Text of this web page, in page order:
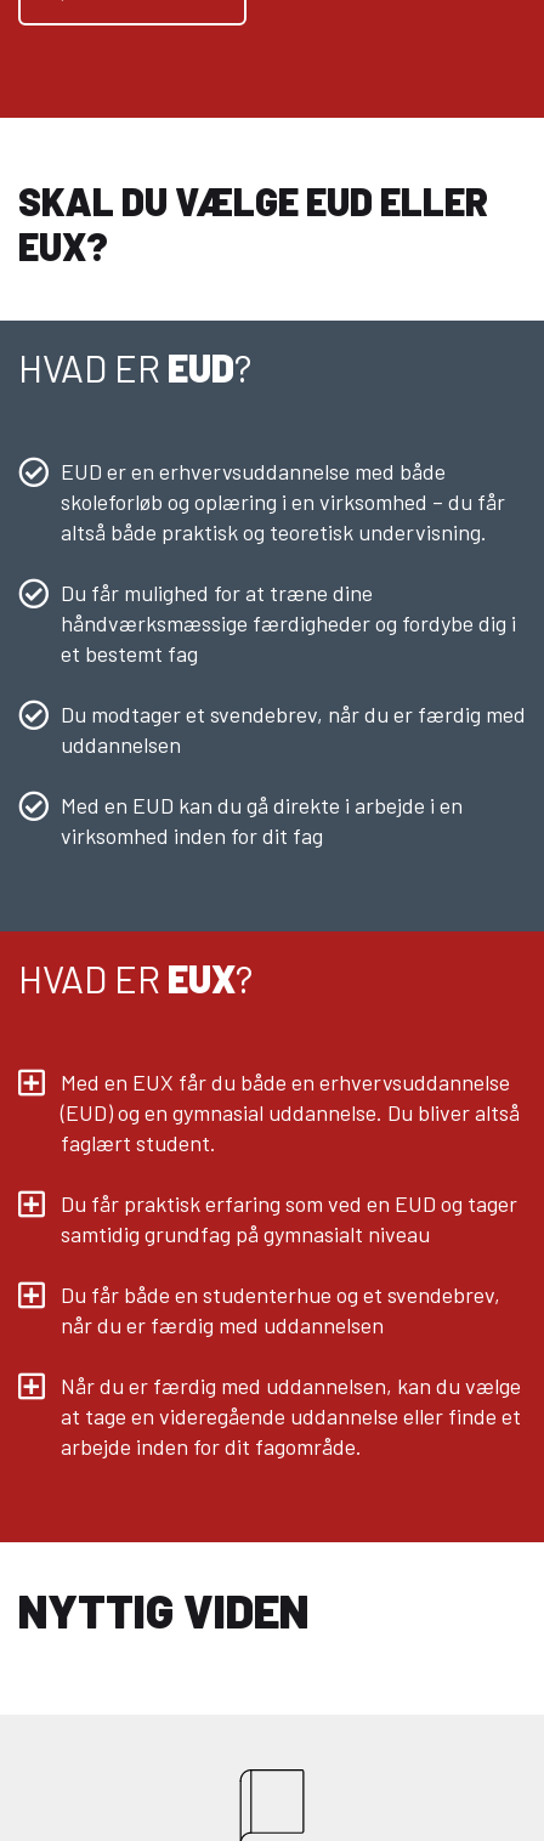
SKAL DU VÆLGE EUD ELLER
EUX?
HVAD ER EUD?
EUD er en erhvervsuddannelse med både
skoleforløb og oplæring i en virksomhed – du får
altså både praktisk og teoretisk undervisning.
Du får mulighed for at træne dine
håndværksmæssige færdigheder og fordybe dig i
et bestemt fag
Du modtager et svendebrev, når du er færdig med
uddannelsen
Med en EUD kan du gå direkte i arbejde i en
virksomhed inden for dit fag
HVAD ER EUX?
Med en EUX får du både en erhvervsuddannelse
(EUD) og en gymnasial uddannelse. Du bliver altså
faglært student.
Du får praktisk erfaring som ved en EUD og tager
samtidig grundfag på gymnasialt niveau
Du får både en studenterhue og et svendebrev,
når du er færdig med uddannelsen
Når du er færdig med uddannelsen, kan du vælge
at tage en videregående uddannelse eller finde et
arbejde inden for dit fagområde.
NYTTIG VIDEN